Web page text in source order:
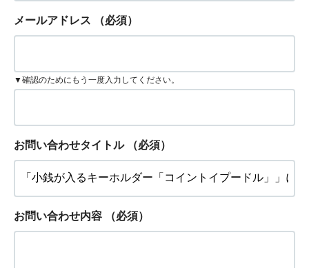
メールアドレス （必須）
▼確認のためにもう一度入力してください。
お問い合わせタイトル （必須）
お問い合わせ内容 （必須）